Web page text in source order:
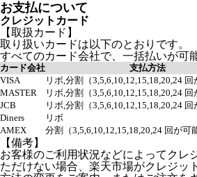
お支払について
クレジットカード
【取扱カード】
取り扱いカードは以下のとおりです。
すべてのカード会社で、一括払いが可
カード会社
支払方法
VISA
リボ,分割（3,5,6,10,12,15,18,20,24 回
MASTER
リボ,分割（3,5,6,10,12,15,18,20,24 回
JCB
リボ,分割（3,5,6,10,12,15,18,20,24 回
Diners
リボ
AMEX
分割（3,5,6,10,12,15,18,20,24 回が可
【備考】
お客様のご利用状況などによってクレ
ただけない場合、楽天市場がクレジッ